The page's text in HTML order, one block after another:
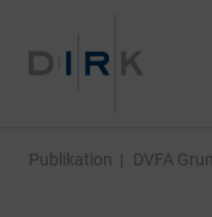
Publikation | DVFA